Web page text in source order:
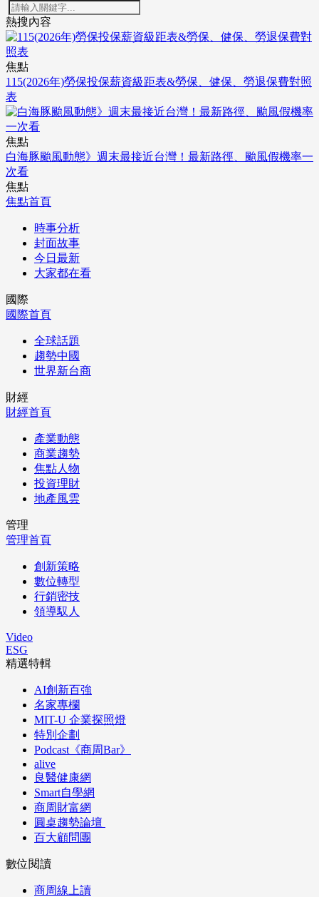
熱搜內容
焦點
115(2026年)勞保投保薪資級距表&勞保、健保、勞退保費對照
表
焦點
白海豚颱風動態》週末最接近台灣！最新路徑、颱風假機率一
次看
焦點
焦點首頁
時事分析
封面故事
今日最新
大家都在看
國際
國際首頁
全球話題
趨勢中國
世界新台商
財經
財經首頁
產業動態
商業趨勢
焦點人物
投資理財
地產風雲
管理
管理首頁
創新策略
數位轉型
行銷密技
領導馭人
Video
ESG
精選特輯
AI創新百強
名家專欄
MIT-U 企業探照燈
特別企劃
Podcast《商周Bar》
alive
良醫健康網
Smart自學網
商周財富網
圓桌趨勢論壇
百大顧問團
數位閱讀
商周線上讀